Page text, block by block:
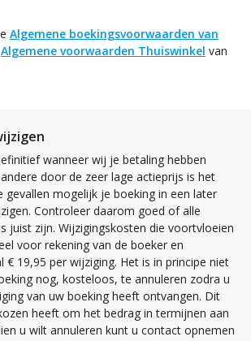
Algemene boekingsvoorwaarden van
Algemene voorwaarden Thuiswinkel van
wanneer wij je betaling hebben
door de zeer lage actieprijs is het
gevallen mogelijk je boeking in een later
Controleer daarom goed of alle
juist zijn. Wijzigingskosten die voortvloeien
voor rekening van de boeker en
€ 19,95 per wijziging. Het is in principe niet
nog, kosteloos, te annuleren zodra u
van uw boeking heeft ontvangen. Dit
heeft om het bedrag in termijnen aan
u wilt annuleren kunt u contact opnemen